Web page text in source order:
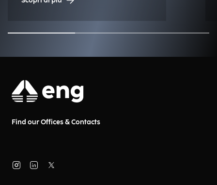
nuova generazione.
Find our Offices & Contacts